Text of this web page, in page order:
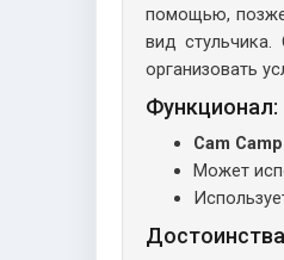
помощью,
вид
организовать
Функционал:
Cam
Может